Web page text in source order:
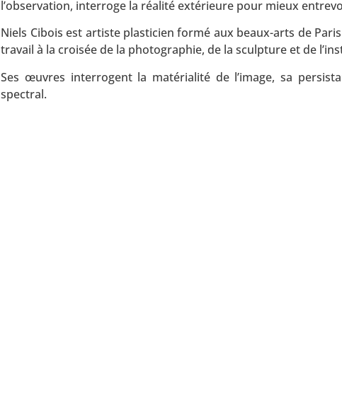
l’observation, interroge la réalité extérieure pour mieux
Niels Cibois est artiste plasticien formé aux beaux-arts de
travail à la croisée de la photographie, de la sculpture et de
Ses œuvres interrogent la matérialité de l’image, sa
spectral.